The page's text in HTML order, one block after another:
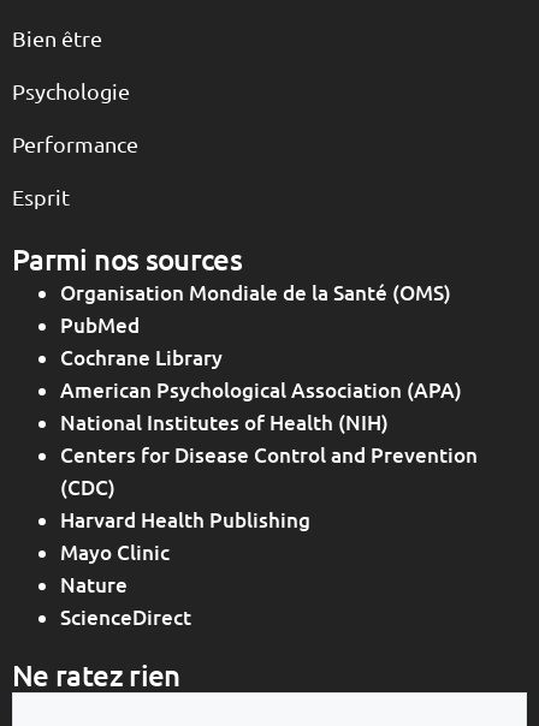
Bien être
Psychologie
Performance
Esprit
Parmi nos sources
Organisation Mondiale de la Santé (OMS)
PubMed
Cochrane Library
American Psychological Association (APA)
National Institutes of Health (NIH)
Centers for Disease Control and Prevention
(CDC)
Harvard Health Publishing
Mayo Clinic
Nature
ScienceDirect
Ne ratez rien
Votre